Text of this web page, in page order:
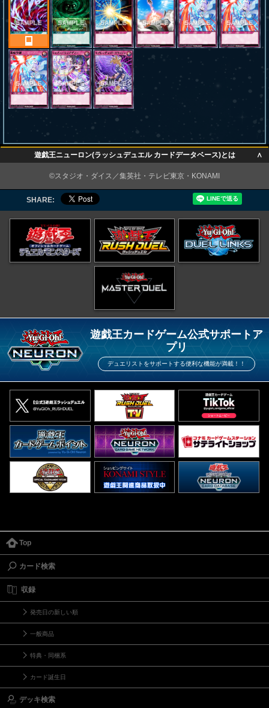
遊戯王ニューロン(ラッシュデュエル カードデータベース)とは ∧
©スタジオ・ダイス／集英社・テレビ東京・KONAMI
SHARE:
遊戯王カードゲーム公式サポートア
プリ
デュエリストをサポートする便利な機能が満載！！
Top
カード検索
収録
発売日の新しい順
一般商品
特典・同梱系
カード誕生日
デッキ検索